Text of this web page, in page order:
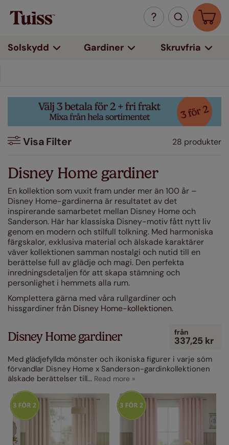
Solskydd Gardiner Skruvfria
VisaFilter 28 produkter
Färg
Beige / Naturfärgade (10)
Grå/Silver (2)
Blå (8)
Grön (4)
Rosa (5)
Mönstrade (25)
Stil
Egenskaper
Designerkollektioner
Disney Home gardiner
En kollektion som vuxit fram under mer än 100 år –
Disney Home-gardinerna är resultatet av det
inspirerande samarbetet mellan Disney Home och
Sanderson. Här har klassiska Disney-motiv fått nytt liv
genom en modern och stilfull tolkning. Med harmoniska
färgskalor, exklusiva material och älskade karaktärer
väver kollektionen samman nostalgi och nutid till en
berättelse full av glädje och magi. Den perfekta
inredningsdetaljen för att skapa stämning och
personlighet i hemmets alla rum.
Komplettera gärna med våra rullgardiner och
hissgardiner från Disney Home-kollektionen.
Disney Home gardiner från
337,25 kr
Med glädjefyllda mönster och ikoniska figurer i varje söm
förvandlar Disney Home x Sanderson-gardinkollektionen
älskade berättelser till...